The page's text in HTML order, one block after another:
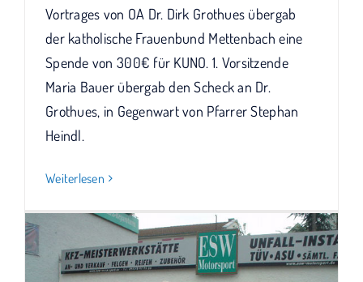
Vortrages von OA Dr. Dirk Grothues übergab
der katholische Frauenbund Mettenbach eine
Spende von 300€ für KUNO. 1. Vorsitzende
Maria Bauer übergab den Scheck an Dr.
Grothues, in Gegenwart von Pfarrer Stephan
Heindl.
Weiterlesen